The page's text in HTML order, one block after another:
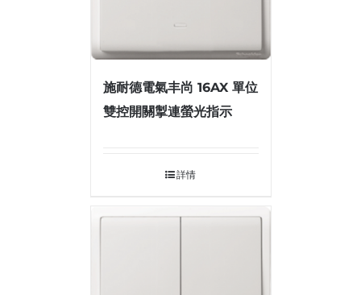
施耐德電氣丰尚 16AX 單位
雙控開關掣連螢光指示
詳情